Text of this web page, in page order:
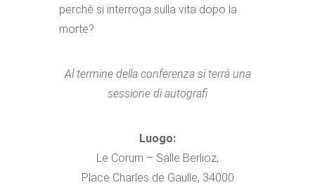
perché si interroga sulla vita dopo la
morte?
Al termine della conferenza si terrà una
sessione di autografi
Luogo:
Le Corum – Salle Berlioz,
Place Charles de Gaulle, 34000